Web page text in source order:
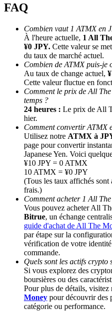
Affiliés Bitrue
Jusqu'à 65 % de
Parrainage
Invitez un ami pour recevoir
Deposit CASHCAT & Win
Deposit CASHCAT & Win
FAQ
Combien vaut 1 ATMX en
À l'heure actuelle, 1 All
¥0 JPY. Cette valeur se
du taux de marché actuel.
Combien de ATMX puis-je
Au taux de change actuel,
Cette valeur fluctue en
Comment le prix de All
temps ?
24 heures : Le prix de All
hier.
Comment convertir ATMX
Utilisez notre ATMX à
page pour convertir
Japanese Yen. Voici
¥10 JPY = 0 ATMX
10 ATMX = ¥0 JPY
(Tous les taux affichés
frais.)
Comment acheter 1 All
Vous pouvez acheter All
Bitrue, un échange
guide d'achat de All The
par étape sur la
vérification de votre
commande.
Quels sont les actifs
Si vous explorez des
boursières ou des
Pour plus de détails, visitez
Money pour découvrir des
catégorie ou performance.